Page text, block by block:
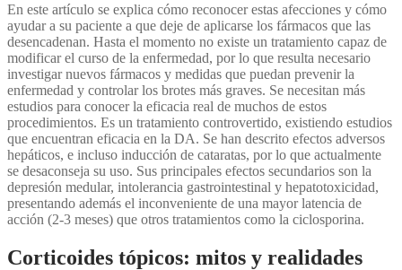
En este artículo se explica cómo reconocer estas afecciones y cómo
ayudar a su paciente a que deje de aplicarse los fármacos que las
desencadenan. Hasta el momento no existe un tratamiento capaz de
modificar el curso de la enfermedad, por lo que resulta necesario
investigar nuevos fármacos y medidas que puedan prevenir la
enfermedad y controlar los brotes más graves. Se necesitan más
estudios para conocer la eficacia real de muchos de estos
procedimientos. Es un tratamiento controvertido, existiendo estudios
que encuentran eficacia en la DA. Se han descrito efectos adversos
hepáticos, e incluso inducción de cataratas, por lo que actualmente
se desaconseja su uso. Sus principales efectos secundarios son la
depresión medular, intolerancia gastrointestinal y hepatotoxicidad,
presentando además el inconveniente de una mayor latencia de
acción (2-3 meses) que otros tratamientos como la ciclosporina.
Corticoides tópicos: mitos y realidades